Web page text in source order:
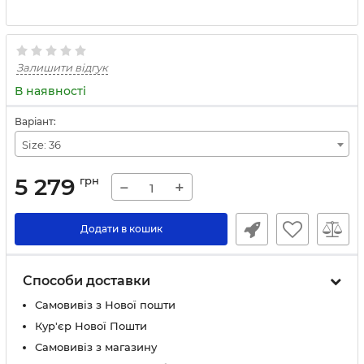
Залишити відгук
В наявності
Варіант:
Size: 36
5 279 грн − +
Додати в кошик
Способи доставки
Самовивіз з Нової пошти
Кур'єр Нової Пошти
Самовивіз з магазину